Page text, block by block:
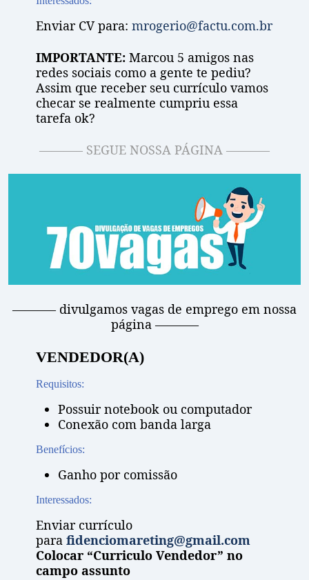
Enviar CV para: mrogerio@factu.com.br
IMPORTANTE: Marcou 5 amigos nas
redes sociais como a gente te pediu?
Assim que receber seu currículo vamos
checar se realmente cumpriu essa
tarefa ok?
———– SEGUE NOSSA PÁGINA ———–
———– divulgamos vagas de emprego em nossa
página ———–
VENDEDOR(A)
Requisitos:
Possuir notebook ou computador
Conexão com banda larga
Benefícios:
Ganho por comissão
Interessados:
Enviar currículo
para fidenciomareting@gmail.com
Colocar “Curriculo Vendedor” no
campo assunto